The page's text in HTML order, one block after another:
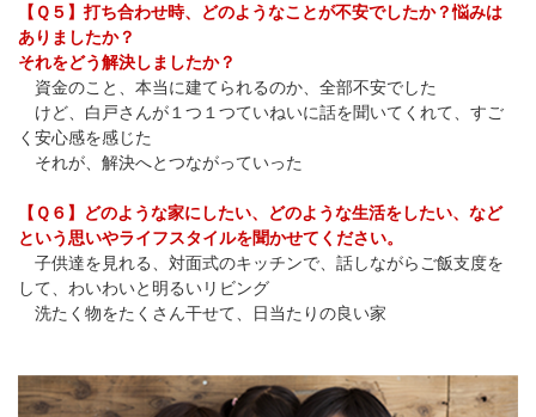
【Ｑ５】打ち合わせ時、どのようなことが不安でしたか？悩みは
ありましたか？
それをどう解決しましたか？
資金のこと、本当に建てられるのか、全部不安でした
けど、白戸さんが１つ１つていねいに話を聞いてくれて、すご
く安心感を感じた
それが、解決へとつながっていった
【Ｑ６】どのような家にしたい、どのような生活をしたい、など
という思いやライフスタイルを聞かせてください。
子供達を見れる、対面式のキッチンで、話しながらご飯支度を
して、わいわいと明るいリビング
洗たく物をたくさん干せて、日当たりの良い家